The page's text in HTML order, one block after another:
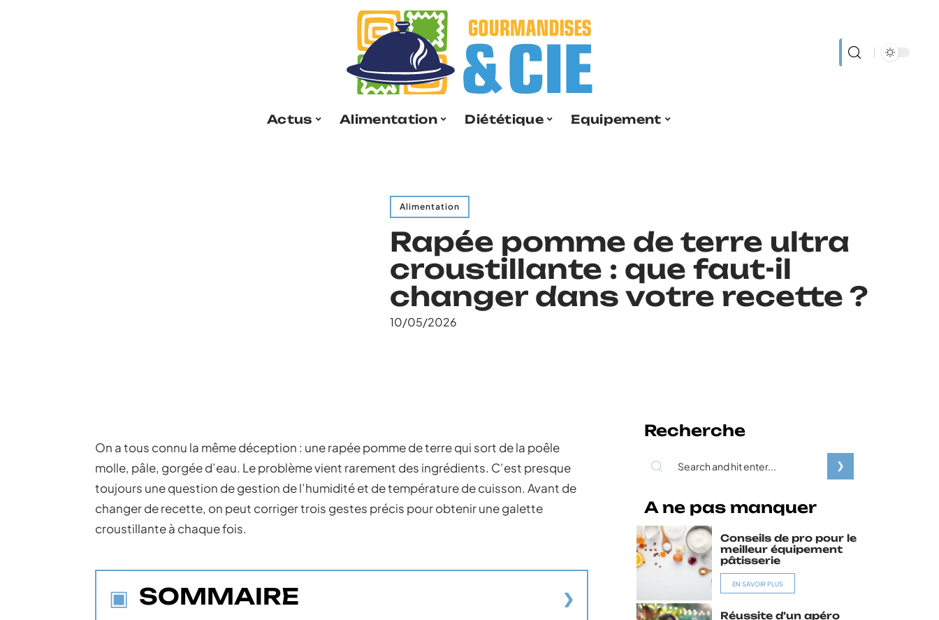
Actus Alimentation Diététique Equipement
Alimentation
Rapée pomme de terre ultra
croustillante : que faut-il
changer dans votre recette ?
10/05/2026
On a tous connu la même déception : une rapée pomme de terre qui sort de la poêle
molle, pâle, gorgée d’eau. Le problème vient rarement des ingrédients. C’est presque
toujours une question de gestion de l’humidité et de température de cuisson. Avant de
changer de recette, on peut corriger trois gestes précis pour obtenir une galette
croustillante à chaque fois.
SOMMAIRE
Recherche
A ne pas manquer
Conseils de pro pour le
meilleur équipement
pâtisserie
EN SAVOIR PLUS
Réussite d’un apéro